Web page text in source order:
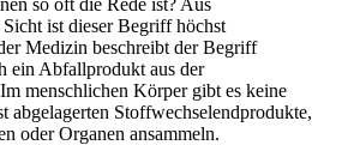
ist dieser Begriff höchst
Medizin beschreibt der Begriff
ein Abfallprodukt aus der
menschlichen Körper gibt es keine
abgelagerten Stoffwechselendprodukte,
oder Organen ansammeln.